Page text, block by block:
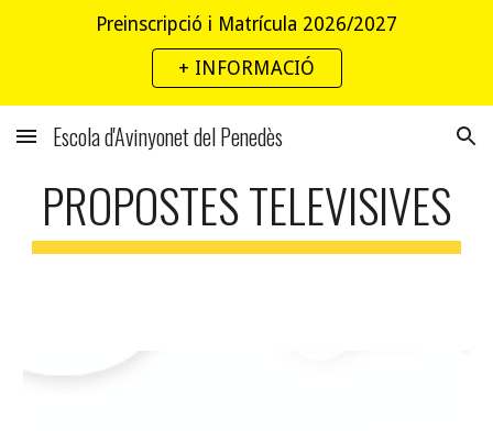
Skip to main content
Preinscripció i Matrícula 2026/2027
+ INFORMACIÓ
Escola d'Avinyonet del Penedès
PROPOSTES TELEVISIVES